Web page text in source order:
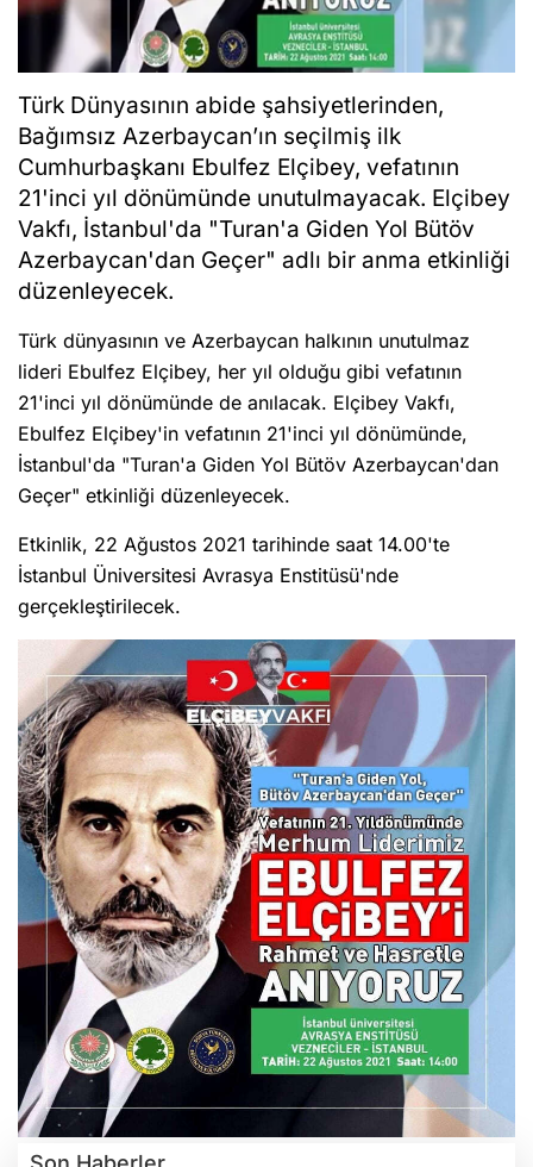
Türk Dünyasının abide şahsiyetlerinden,
Bağımsız Azerbaycan’ın seçilmiş ilk
Cumhurbaşkanı Ebulfez Elçibey, vefatının
21'inci yıl dönümünde unutulmayacak. Elçibey
Vakfı, İstanbul'da "Turan'a Giden Yol Bütöv
Azerbaycan'dan Geçer" adlı bir anma etkinliği
düzenleyecek.
Türk dünyasının ve Azerbaycan halkının unutulmaz
lideri Ebulfez Elçibey, her yıl olduğu gibi vefatının
21'inci yıl dönümünde de anılacak. Elçibey Vakfı,
Ebulfez Elçibey'in vefatının 21'inci yıl dönümünde,
İstanbul'da "Turan'a Giden Yol Bütöv Azerbaycan'dan
Geçer" etkinliği düzenleyecek.
Etkinlik, 22 Ağustos 2021 tarihinde saat 14.00'te
İstanbul Üniversitesi Avrasya Enstitüsü'nde
gerçekleştirilecek.